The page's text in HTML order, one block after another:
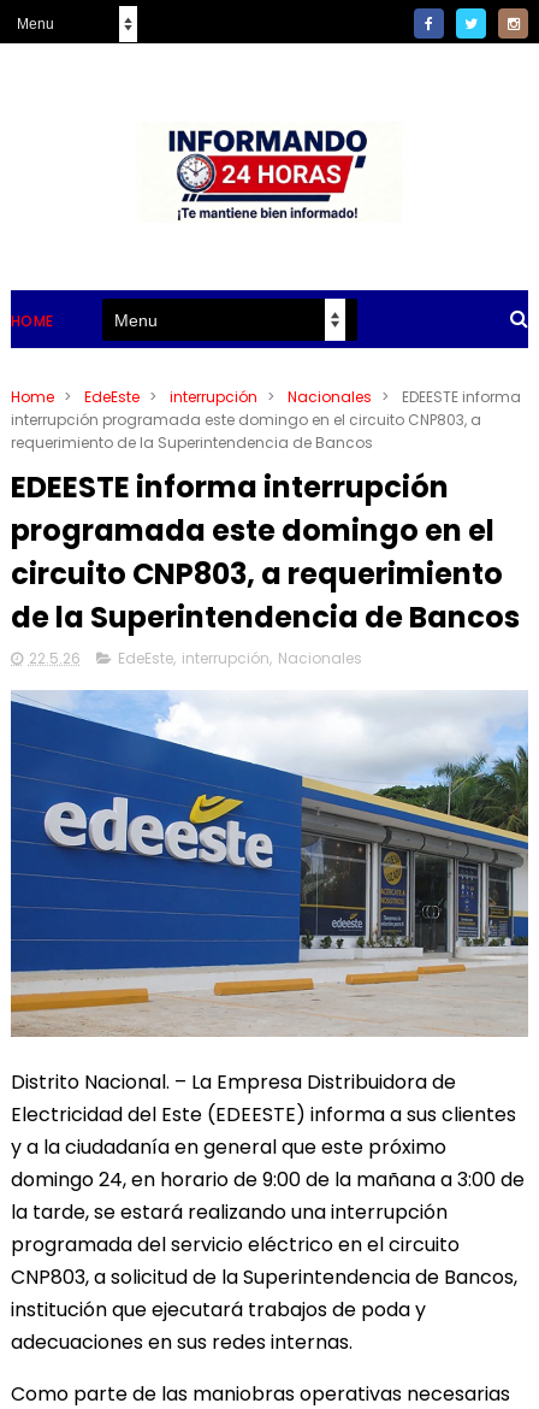
HOME
Home > EdeEste > interrupción > Nacionales >
EDEESTE informa
interrupción programada este domingo en el circuito CNP803, a
requerimiento de la Superintendencia de Bancos
EDEESTE informa interrupción
programada este domingo en el
circuito CNP803, a requerimiento
de la Superintendencia de Bancos
22.5.26 EdeEste, interrupción, Nacionales
Distrito Nacional. – La Empresa Distribuidora de
Electricidad del Este (EDEESTE) informa a sus clientes
y a la ciudadanía en general que este próximo
domingo 24, en horario de 9:00 de la mañana a 3:00 de
la tarde, se estará realizando una interrupción
programada del servicio eléctrico en el circuito
CNP803, a solicitud de la Superintendencia de Bancos,
institución que ejecutará trabajos de poda y
adecuaciones en sus redes internas.
Como parte de las maniobras operativas necesarias